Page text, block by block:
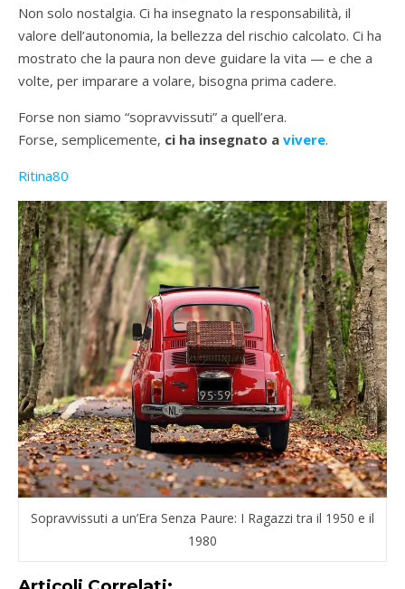
Non solo nostalgia. Ci ha insegnato la responsabilità, il
valore dell’autonomia, la bellezza del rischio calcolato. Ci ha
mostrato che la paura non deve guidare la vita — e che a
volte, per imparare a volare, bisogna prima cadere.
Forse non siamo “sopravvissuti” a quell’era.
Forse, semplicemente, ci ha insegnato a vivere.
Ritina80
Sopravvissuti a un’Era Senza Paure: I Ragazzi tra il 1950 e il
1980